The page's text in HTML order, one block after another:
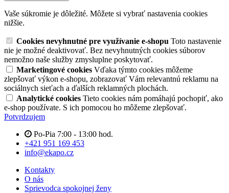
Vaše súkromie je dôležité. Môžete si vybrať nastavenia cookies
nižšie.
Cookies nevyhnutné pre využívanie e-shopu Toto nastavenie
nie je možné deaktivovať. Bez nevyhnutných cookies súborov
nemožno naše služby zmysluplne poskytovať.
Marketingové cookies Vďaka týmto cookies môžeme
zlepšovať výkon e-shopu, zobrazovať Vám relevantnú reklamu na
sociálnych sieťach a ďalších reklamných plochách.
Analytické cookies Tieto cookies nám pomáhajú pochopiť, ako
e-shop používate. S ich pomocou ho môžeme zlepšovať.
Potvrdzujem
Po-Pia 7:00 - 13:00 hod.
+421 951 169 453
info@ekapo.cz
Kontakty
O nás
Sprievodca spokojnej ženy